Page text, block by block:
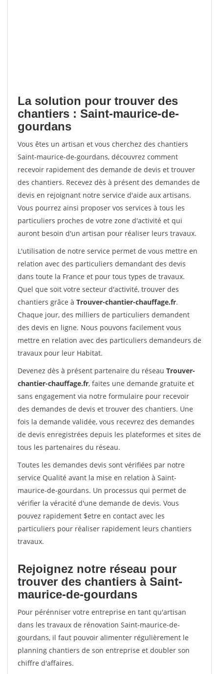
La solution pour trouver des
chantiers : Saint-maurice-de-
gourdans
Vous êtes un artisan et vous cherchez des chantiers
Saint-maurice-de-gourdans, découvrez comment
recevoir rapidement des demande de devis et trouver
des chantiers. Recevez dès à présent des demandes de
devis en rejoignant notre service d'aide aux artisans.
Vous pourrez ainsi proposer vos services à tous les
particuliers proches de votre zone d'activité et qui
auront besoin d'un artisan pour réaliser leurs travaux.
L'utilisation de notre service permet de vous mettre en
relation avec des particuliers demandant des devis
dans toute la France et pour tous types de travaux.
Quel que soit votre secteur d'activité, trouver des
chantiers grâce à Trouver-chantier-chauffage.fr.
Chaque jour, des milliers de particuliers demandent
des devis en ligne. Nous pouvons facilement vous
mettre en relation avec des particuliers demandeurs de
travaux pour leur Habitat.
Devenez dès à présent partenaire du réseau Trouver-
chantier-chauffage.fr, faites une demande gratuite et
sans engagement via notre formulaire pour recevoir
des demandes de devis et trouver des chantiers. Une
fois la demande validée, vous recevrez des demandes
de devis enregistrées depuis les plateformes et sites de
tous les partenaires du réseau.
Toutes les demandes devis sont vérifiées par notre
service Qualité avant la mise en relation à Saint-
maurice-de-gourdans. Un processus qui permet de
vérifier la véracité d'une demande de devis. Vous
pouvez rapidement $etre en contact avec les
particuliers pour réaliser rapidement leurs chantiers
travaux.
Rejoignez notre réseau pour
trouver des chantiers à Saint-
maurice-de-gourdans
Pour pérénniser votre entreprise en tant qu'artisan
dans les travaux de rénovation Saint-maurice-de-
gourdans, il faut pouvoir alimenter régulièrement le
planning chantiers de son entreprise et doubler son
chiffre d'affaires.